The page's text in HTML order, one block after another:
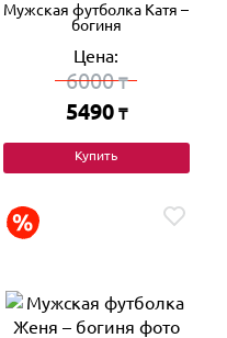
Мужская футболка Катя –
богиня
Цена:
6000₸
5490 ₸
Купить